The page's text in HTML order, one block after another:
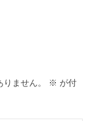
ません。 ※ が付